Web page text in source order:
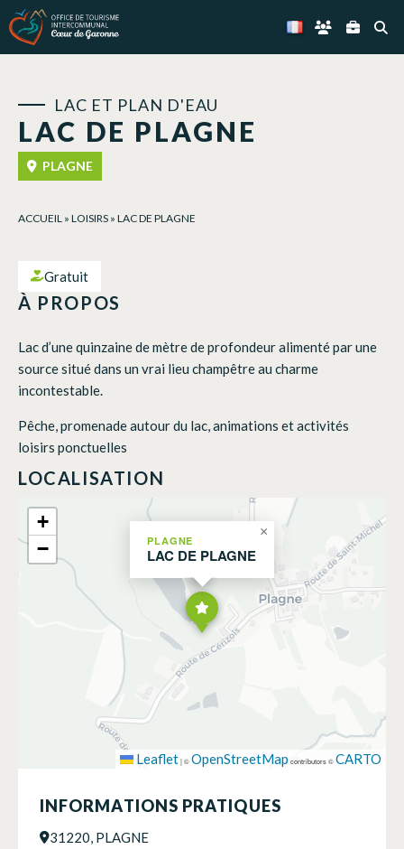
LAC DE PLAGNE
LAC ET PLAN D'EAU
PLAGNE
ACCUEIL » LOISIRS » LAC DE PLAGNE
Gratuit
À PROPOS
Lac d’une quinzaine de mètre de profondeur alimenté par une
source situé dans un vrai lieu champêtre au charme
incontestable.
Pêche, promenade autour du lac, animations et activités
loisirs ponctuelles
LOCALISATION
PLAGNE
LAC DE PLAGNE
×
+
−
Leaflet|©OpenStreetMap contributors ©CARTO
INFORMATIONS PRATIQUES
31220, PLAGNE
Panneau de gestion des cookies